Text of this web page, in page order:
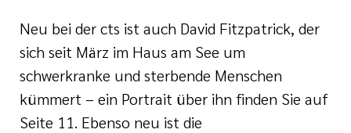
Neu bei der cts ist auch David Fitzpatrick, der
sich seit März im Haus am See um
schwerkranke und sterbende Menschen
kümmert – ein Portrait über ihn finden Sie auf
Seite 11. Ebenso neu ist die